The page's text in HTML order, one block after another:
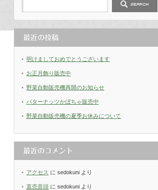
最近の投稿
明けましておめでとうございます
お正月飾り販売中
野菜自動販売機再開のお知らせ
バターナッツかぼちゃ販売中
野菜自動販売機の夏季お休みについて
最近のコメント
アクセス に sedokuni より
直売音頭 に sedokuni より